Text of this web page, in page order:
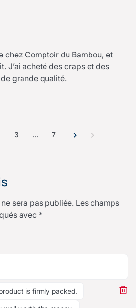
chez Comptoir du Bambou, et
J’ai acheté des draps et des
grande qualité.
3 … 7
sera pas publiée. Les champs
avec *
is firmly packed.